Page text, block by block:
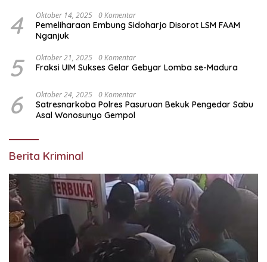
4 Oktober 14, 2025 0 Komentar
Pemeliharaan Embung Sidoharjo Disorot LSM FAAM
Nganjuk
5 Oktober 21, 2025 0 Komentar
Fraksi UIM Sukses Gelar Gebyar Lomba se-Madura
6 Oktober 24, 2025 0 Komentar
Satresnarkoba Polres Pasuruan Bekuk Pengedar Sabu
Asal Wonosunyo Gempol
Berita Kriminal